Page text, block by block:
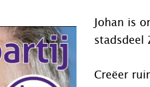
Johan is
stadsdeel
Creëer